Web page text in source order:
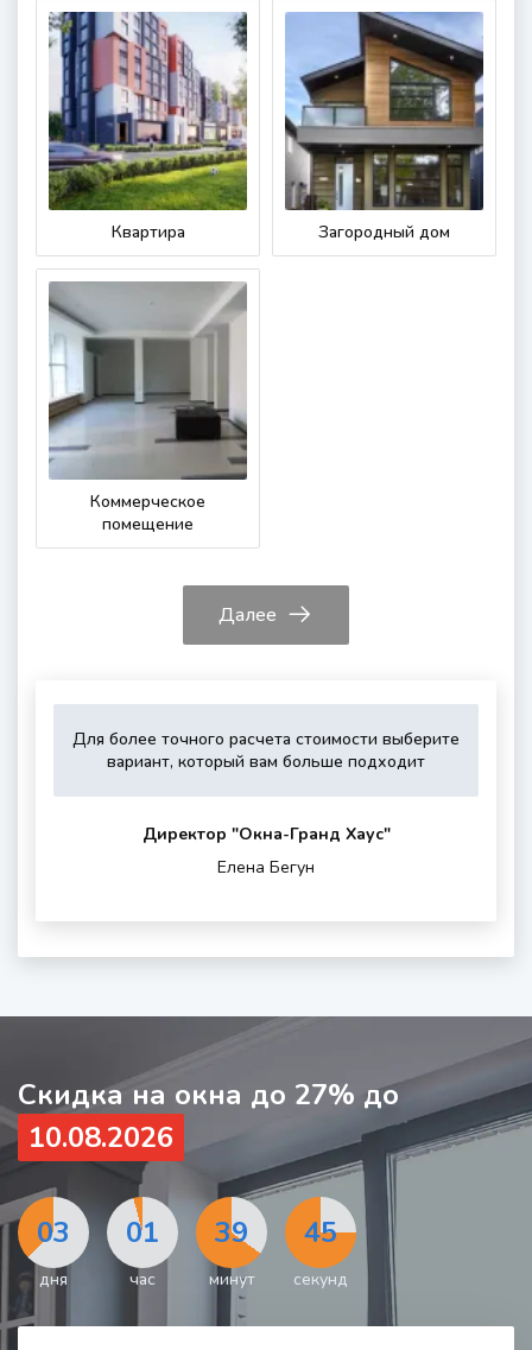
Квартира Загородный дом
Коммерческое
помещение
Далее
Для более точного расчета стоимости выберите
вариант, который вам больше подходитУкажите,
Выберите,
Это
шумности
окном
Укажите
Директор "Oкна-Гранд Хаус"
Елена Бегун
Скидка на окна до 27% до
10.08.2026
03
дня
01
час
39
минут
43
секунды